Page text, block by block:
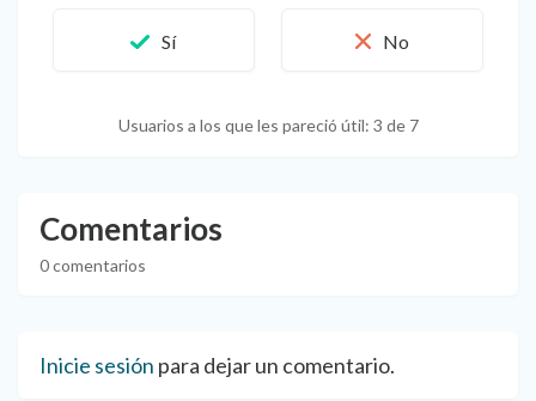
Usuarios a los que les pareció útil: 3 de 7
Comentarios
0 comentarios
Inicie sesión para dejar un comentario.